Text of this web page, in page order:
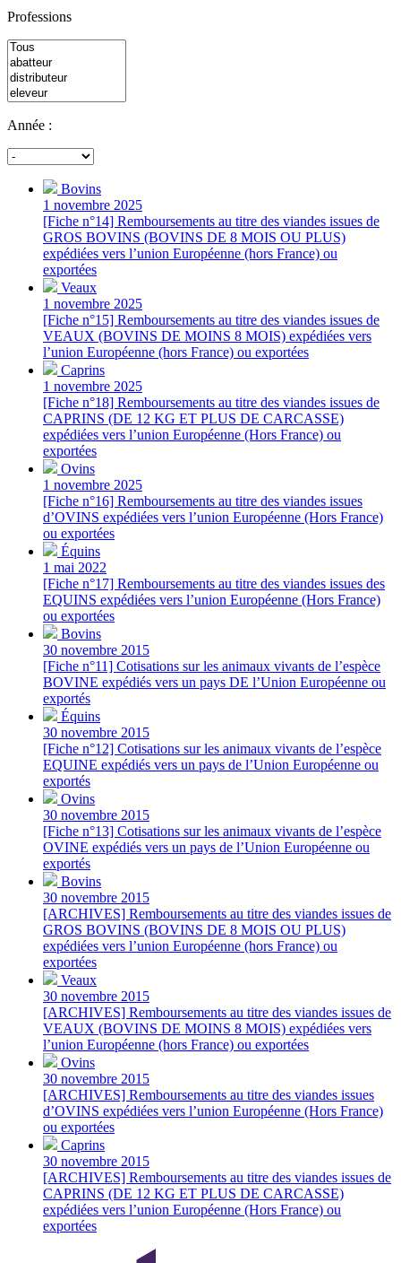
Professions
Année :
Bovins
1 novembre 2025
[Fiche n°14] Remboursements au titre des viandes issues de
GROS BOVINS (BOVINS DE 8 MOIS OU PLUS)
expédiées vers l’union Européenne (hors France) ou
exportées
Veaux
1 novembre 2025
[Fiche n°15] Remboursements au titre des viandes issues de
VEAUX (BOVINS DE MOINS 8 MOIS) expédiées vers
l’union Européenne (hors France) ou exportées
Caprins
1 novembre 2025
[Fiche n°18] Remboursements au titre des viandes issues de
CAPRINS (DE 12 KG ET PLUS DE CARCASSE)
expédiées vers l’union Européenne (Hors France) ou
exportées
Ovins
1 novembre 2025
[Fiche n°16] Remboursements au titre des viandes issues
d’OVINS expédiées vers l’union Européenne (Hors France)
ou exportées
Équins
1 mai 2022
[Fiche n°17] Remboursements au titre des viandes issues des
EQUINS expédiées vers l’union Européenne (Hors France)
ou exportées
Bovins
30 novembre 2015
[Fiche n°11] Cotisations sur les animaux vivants de l’espèce
BOVINE expédiés vers un pays DE l’Union Européenne ou
exportés
Équins
30 novembre 2015
[Fiche n°12] Cotisations sur les animaux vivants de l’espèce
EQUINE expédiés vers un pays de l’Union Européenne ou
exportés
Ovins
30 novembre 2015
[Fiche n°13] Cotisations sur les animaux vivants de l’espèce
OVINE expédiés vers un pays de l’Union Européenne ou
exportés
Bovins
30 novembre 2015
[ARCHIVES] Remboursements au titre des viandes issues de
GROS BOVINS (BOVINS DE 8 MOIS OU PLUS)
expédiées vers l’union Européenne (hors France) ou
exportées
Veaux
30 novembre 2015
[ARCHIVES] Remboursements au titre des viandes issues de
VEAUX (BOVINS DE MOINS 8 MOIS) expédiées vers
l’union Européenne (hors France) ou exportées
Ovins
30 novembre 2015
[ARCHIVES] Remboursements au titre des viandes issues
d’OVINS expédiées vers l’union Européenne (Hors France)
ou exportées
Caprins
30 novembre 2015
[ARCHIVES] Remboursements au titre des viandes issues de
CAPRINS (DE 12 KG ET PLUS DE CARCASSE)
expédiées vers l’union Européenne (Hors France) ou
exportées